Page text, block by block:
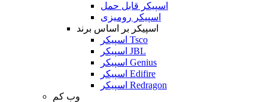
اسپیکر قابل حمل
اسپیکر رومیزی
اسپیکر بر اساس برند
اسپیکر Tsco
اسپیکر JBL
اسپیکر Genius
اسپیکر Edifire
اسپیکر Redragon
وب کم